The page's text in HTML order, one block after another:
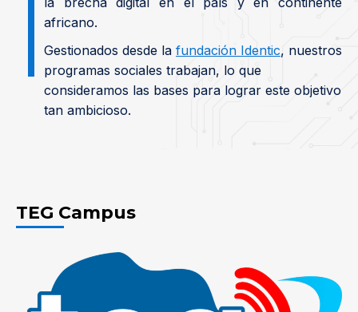
africano.
Gestionados desde la fundación Identic, nuestros
programas sociales trabajan, lo que
consideramos las bases para lograr este objetivo
tan ambicioso.
TEG Campus